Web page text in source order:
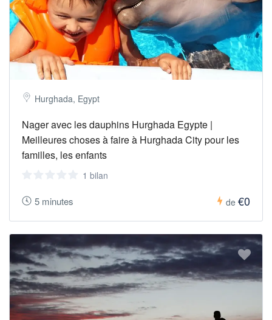
Hurghada, Egypt
Nager avec les dauphins Hurghada Egypte |
Meilleures choses à faire à Hurghada City pour les
familles, les enfants
1 bilan
5 minutes de €0